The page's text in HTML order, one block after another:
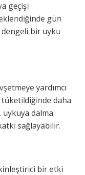
geçişi
gün
dengeli bir uyku
yardımcı
daha
dalma
sağlayabilir.
bir etki